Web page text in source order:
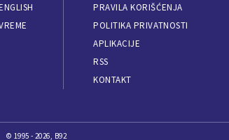
PRAVILA KORIŠĆENJA
POLITIKA PRIVATNOSTI
APLIKACIJE
RSS
KONTAKT
© 1995 - 2026, B92